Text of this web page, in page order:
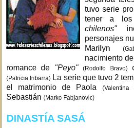
tuvo serie
tener a los
chilenos"
personajes
Marilyn
nacimiento
romance de "Peyo" (Rodolfo Bravo)
(Patricia Iribarra) La serie que tuvo 2
el matrimonio de Paola
(Valentina
Sebastián (Marko Fabjanovic)
DINASTÍA SASÁ